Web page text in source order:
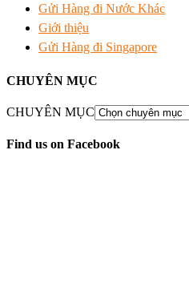
Gửi Hàng đi Nước Khác
Giới thiệu
Gửi Hàng đi Singapore
CHUYÊN MỤC
CHUYÊN MỤC
Find us on Facebook